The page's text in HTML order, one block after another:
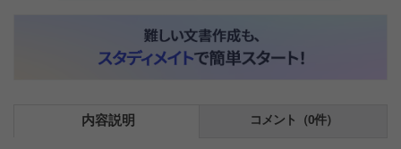
内容説明 コメント（0件）